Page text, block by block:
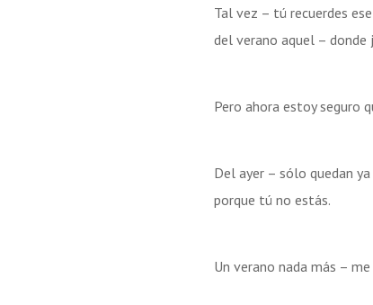
Tal vez – tú recuerdes
del verano aquel –
Pero ahora estoy seguro
Del ayer – sólo quedan
porque tú no estás.
Un verano nada más –